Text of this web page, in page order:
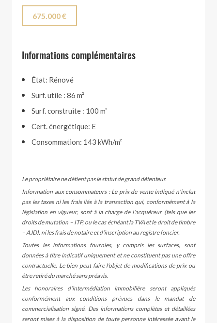
675.000 €
Informations complémentaires
État: Rénové
Surf. utile : 86 m²
Surf. construite : 100 m²
Cert. énergétique: E
Consommation: 143 kWh/m²
Le propriétaire ne détient pas le statut de grand détenteur.
Information aux consommateurs : Le prix de vente indiqué n'inclut
pas les taxes ni les frais liés à la transaction qui, conformément à la
législation en vigueur, sont à la charge de l'acquéreur (tels que les
droits de mutation – ITP, ou le cas échéant la TVA et le droit de timbre
– AJD), ni les frais de notaire et d'inscription au registre foncier.
Toutes les informations fournies, y compris les surfaces, sont
données à titre indicatif uniquement et ne constituent pas une offre
contractuelle. Le bien peut faire l'objet de modifications de prix ou
être retiré du marché sans préavis.
Les honoraires d'intermédiation immobilière seront appliqués
conformément aux conditions prévues dans le mandat de
commercialisation signé. Des informations complètes et détaillées
seront mises à la disposition de toute personne intéressée avant le